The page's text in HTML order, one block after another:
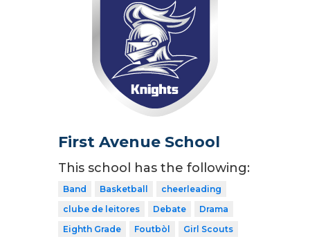
First Avenue School
This school has the following:
Band Basketball
cheerleading
clube de leitores
Debate
Drama
Eighth Grade
Foutbòl
Girl Scouts